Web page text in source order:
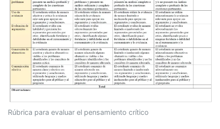
Rúbrica para evaluar el pensamiento crítico